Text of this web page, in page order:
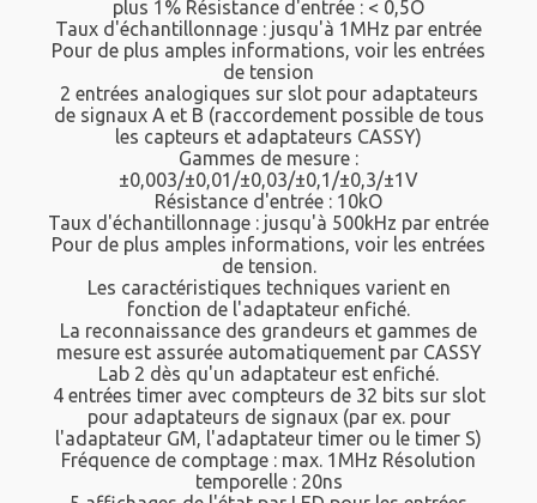
plus 1% Résistance d'entrée : < 0,5O
Taux d'échantillonnage : jusqu'à 1MHz par entrée
Pour de plus amples informations, voir les entrées
de tension
2 entrées analogiques sur slot pour adaptateurs
de signaux A et B (raccordement possible de tous
les capteurs et adaptateurs CASSY)
Gammes de mesure :
±0,003/±0,01/±0,03/±0,1/±0,3/±1V
Résistance d'entrée : 10kO
Taux d'échantillonnage : jusqu'à 500kHz par entrée
Pour de plus amples informations, voir les entrées
de tension.
Les caractéristiques techniques varient en
fonction de l'adaptateur enfiché.
La reconnaissance des grandeurs et gammes de
mesure est assurée automatiquement par CASSY
Lab 2 dès qu'un adaptateur est enfiché.
4 entrées timer avec compteurs de 32 bits sur slot
pour adaptateurs de signaux (par ex. pour
l'adaptateur GM, l'adaptateur timer ou le timer S)
Fréquence de comptage : max. 1MHz Résolution
temporelle : 20ns